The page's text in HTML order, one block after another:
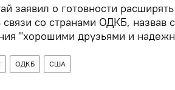
заявил о готовности
связи со странами ОДКБ, назвав
"хорошими друзьями и
ОДКБ США